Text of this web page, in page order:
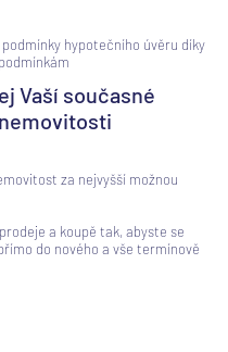
hypotečního úvěru díky
Vaší současné
nemovitosti
za nejvyšší možnou
a koupě tak, abyste se
do nového a vše termínově